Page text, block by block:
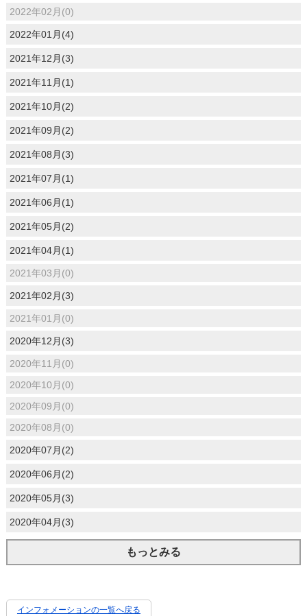
2022年02月(0)
2022年01月(4)
2021年12月(3)
2021年11月(1)
2021年10月(2)
2021年09月(2)
2021年08月(3)
2021年07月(1)
2021年06月(1)
2021年05月(2)
2021年04月(1)
2021年03月(0)
2021年02月(3)
2021年01月(0)
2020年12月(3)
2020年11月(0)
2020年10月(0)
2020年09月(0)
2020年08月(0)
2020年07月(2)
2020年06月(2)
2020年05月(3)
2020年04月(3)
もっとみる
インフォメーションの一覧へ戻る